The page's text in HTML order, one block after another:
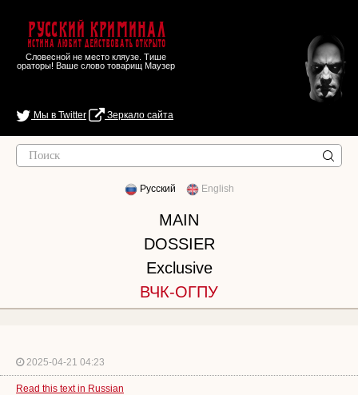
Русский Криминал
Истина любит действовать открыто
Словесной не место кляузе. Тише
ораторы! Ваше слово товарищ Маузер
Мы в Twitter Зеркало сайта
Русский English
MAIN
DOSSIER
Exclusive
ВЧК-ОГПУ
2025-04-21 04:23
Read this text in Russian